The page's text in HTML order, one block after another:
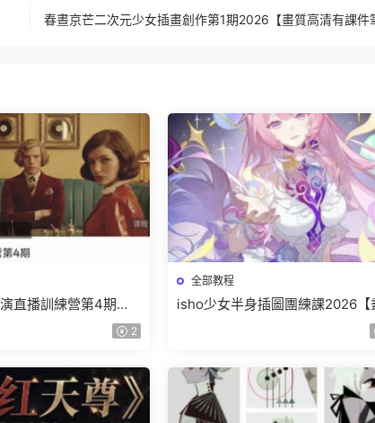
春晝京芒二次元少女插畫創作第1期2026【畫質高清有課件
直播訓練營第4期
2
全部教程
isho少女半身插圖團練課2026【